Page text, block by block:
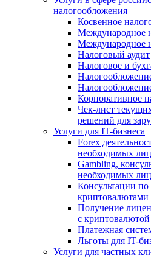
налогообложения
Косвенное
Международное
Международное
Налоговый аудит
Налоговое и
Корпоративное
Чек-лист
решений для
Услуги для IT-бизнеса
Forex
необходимых
Gambling,
необходимых
Консультации по
криптовалютами
Получение
с криптовалютой
Платежная
Льготы для IT-
Услуги для частных